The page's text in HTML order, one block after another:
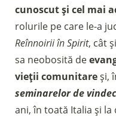
cunoscut și cel mai
rolurile pe care le-a
Reînnoirii în Spirit, cât
sa neobosită de
vieții comunitareși,
seminarelor de
ani, în toată Italia și la